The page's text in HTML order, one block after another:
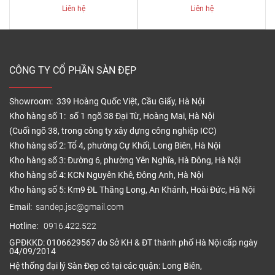
Liên hệ Liên hệ
CÔNG TY CỔ PHẦN SÀN ĐẸP
Showroom: 339 Hoàng Quốc Việt, Cầu Giấy, Hà Nội
Kho hàng số 1: số 1 ngõ 38 Đại Từ, Hoàng Mai, Hà Nội
(Cuối ngõ 38, trong công ty xây dựng công nghiệp ICC)
Kho hàng số 2: Tổ 4, phường Cự Khối, Long Biên, Hà Nội
Kho hàng số 3: Đường 6, phường Yên Nghĩa, Hà Đông, Hà Nội
Kho hàng số 4: KCN Nguyên Khê, Đông Anh, Hà Nội
Kho hàng số 5: Km9 ĐL Thăng Long, An Khánh, Hoài Đức, Hà Nội
Email: sandep.jsc@gmail.com
Hotline: 0916.422.522
GPĐKKD: 0106629567 do Sở KH & ĐT thành phố Hà Nội cấp ngày
04/09/2014
Hệ thống đại lý Sàn Đẹp có tại các quận: Long Biên,